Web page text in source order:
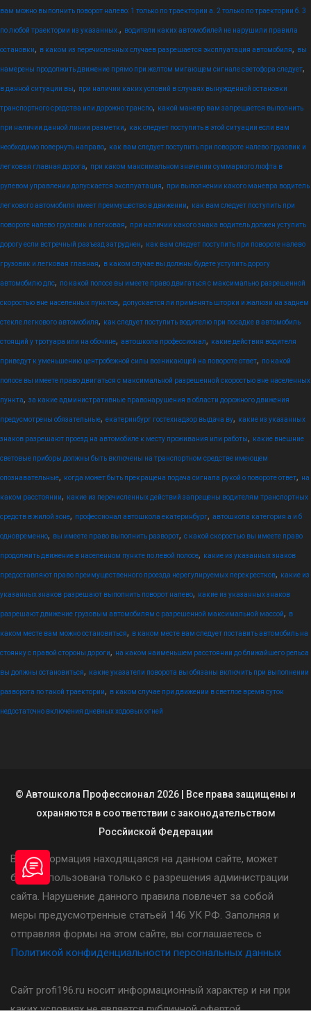
вам можно выполнить поворот налево: 1 только по траектории а. 2 только по траектории б. 3
по любой траектории из указанных. , водители каких автомобилей не нарушили правила
остановки, в каком из перечисленных случаев разрешается эксплуатация автомобиля, вы
намерены продолжить движение прямо при желтом мигающем сигнале светофора следует,
в данной ситуации вы, при наличии каких условий в случаях вынужденной остановки
транспортного средства или дорожно транспо, какой маневр вам запрещается выполнить
при наличии данной линии разметки, как следует поступить в этой ситуации если вам
необходимо повернуть направо, как вам следует поступить при повороте налево грузовик и
легковая главная дорога, при каком максимальном значении суммарного люфта в
рулевом управлении допускается эксплуатация, при выполнении какого маневра водитель
легкового автомобиля имеет преимущество в движении, как вам следует поступить при
повороте налево грузовик и легковая, при наличии какого знака водитель должен уступить
дорогу если встречный разъезд затруднен, как вам следует поступить при повороте налево
грузовик и легковая главная, в каком случае вы должны будете уступить дорогу
автомобилю дпс, по какой полосе вы имеете право двигаться с максимально разрешенной
скоростью вне населенных пунктов, допускается ли применять шторки и жалюзи на заднем
стекле легкового автомобиля, как следует поступить водителю при посадке в автомобиль
стоящий у тротуара или на обочине, автошкола профессионал, какие действия водителя
приведут к уменьшению центробежной силы возникающей на повороте ответ, по какой
полосе вы имеете право двигаться с максимальной разрешенной скоростью вне населенных
пункта, за какие административные правонарушения в области дорожного движения
предусмотрены обязательные, екатеринбург гостехнадзор выдача ву, какие из указанных
знаков разрешают проезд на автомобиле к месту проживания или работы, какие внешние
световые приборы должны быть включены на транспортном средстве имеющем
опознавательные, когда может быть прекращена подача сигнала рукой о повороте ответ, на
каком расстоянии, какие из перечисленных действий запрещены водителям транспортных
средств в жилой зоне, профессионал автошкола екатеринбург, автошкола категория а и б
одновременно, вы имеете право выполнить разворот, с какой скоростью вы имеете право
продолжить движение в населенном пункте по левой полосе, какие из указанных знаков
предоставляют право преимущественного проезда нерегулируемых перекрестков, какие из
указанных знаков разрешают выполнить поворот налево, какие из указанных знаков
разрешают движение грузовым автомобилям с разрешенной максимальной массой, в
каком месте вам можно остановиться, в каком месте вам следует поставить автомобиль на
стоянку с правой стороны дороги, на каком наименьшем расстоянии до ближайшего рельса
вы должны остановиться, какие указатели поворота вы обязаны включить при выполнении
разворота по такой траектории, в каком случае при движении в светлое время суток
недостаточно включения дневных ходовых огней
© Автошкола Профессионал 2026 | Все права защищены и
охраняются в соответствии с законодательством
Россйиской Федерации
Вся информация находящаяся на данном сайте, может
быть использована только с разрешения администрации
сайта. Нарушение данного правила повлечет за собой
меры предусмотренные статьей 146 УК РФ. Заполняя и
отправляя формы на этом сайте, вы соглашаетесь с
Политикой конфиденциальности персональных данных
Сайт profi196.ru носит информационный характер и ни при